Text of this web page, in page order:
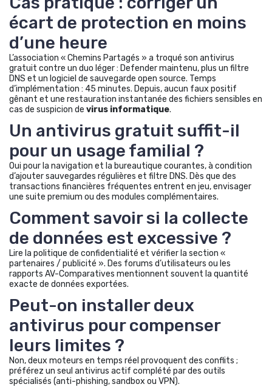
écart de protection en moins
d’une heure
L’association « Chemins Partagés » a troqué son antivirus
gratuit contre un duo léger : Defender maintenu, plus un filtre
DNS et un logiciel de sauvegarde open source. Temps
d’implémentation : 45 minutes. Depuis, aucun faux positif
gênant et une restauration instantanée des fichiers sensibles en
cas de suspicion de virus informatique.
Un antivirus gratuit suffit-il
pour un usage familial ?
Oui pour la navigation et la bureautique courantes, à condition
d’ajouter sauvegardes régulières et filtre DNS. Dès que des
transactions financières fréquentes entrent en jeu, envisager
une suite premium ou des modules complémentaires.
Comment savoir si la collecte
de données est excessive ?
Lire la politique de confidentialité et vérifier la section «
partenaires / publicité ». Des forums d’utilisateurs ou les
rapports AV-Comparatives mentionnent souvent la quantité
exacte de données exportées.
Peut-on installer deux
antivirus pour compenser
leurs limites ?
Non, deux moteurs en temps réel provoquent des conflits ;
préférez un seul antivirus actif complété par des outils
spécialisés (anti-phishing, sandbox ou VPN).